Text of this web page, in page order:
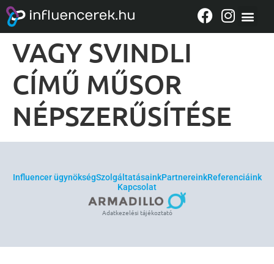
VIASAT3 SZINGLI
VAGY SVINDLI
CÍMŰ MŰSOR
NÉPSZERŰSÍTÉSE
Influencer ügynökségSzolgáltatásainkPartnereinkReferenciáink
Kapcsolat
Adatkezelési tájékoztató